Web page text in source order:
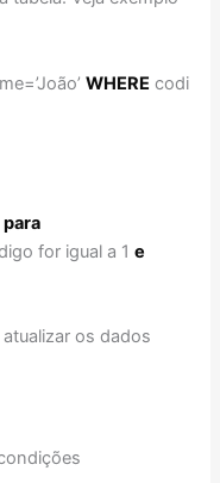
WHERE codi
para
for igual a 1e
os dados